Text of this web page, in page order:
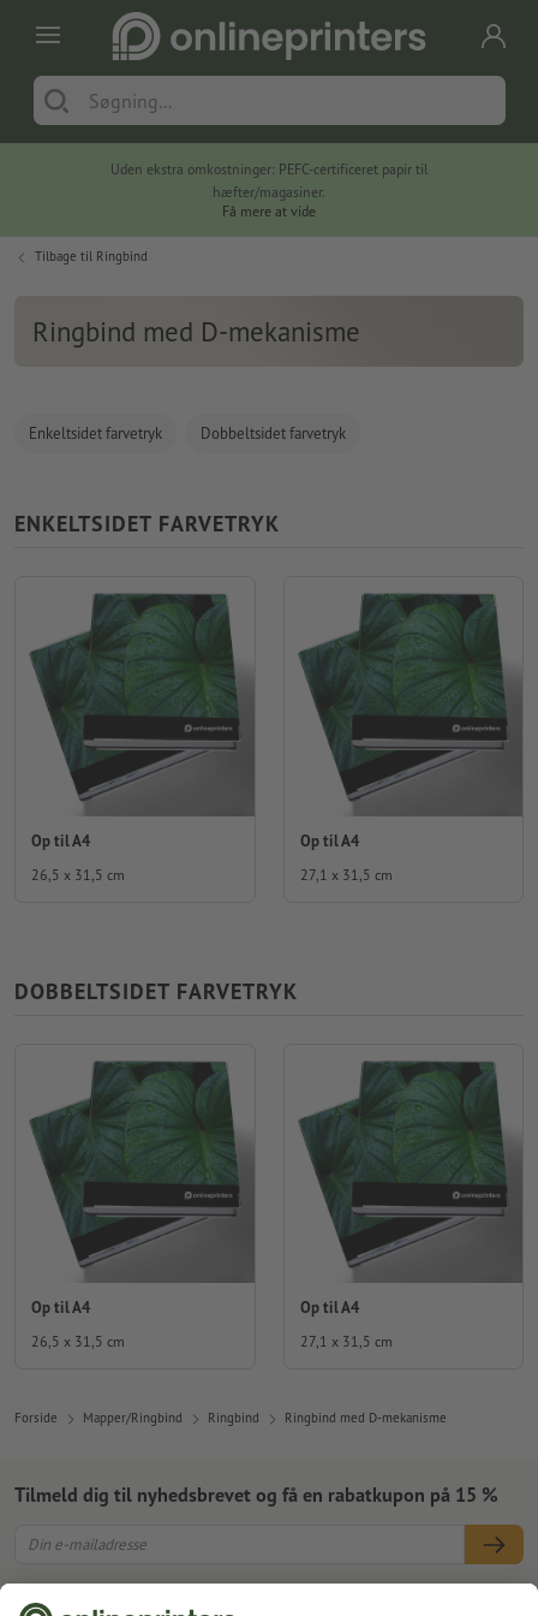
Uden ekstra omkostninger: PEFC-certificeret papir til
hæfter/magasiner.
Få mere at vide
Tilbage til Ringbind
Ringbind med D-mekanisme
Enkeltsidet farvetryk Dobbeltsidet farvetryk
ENKELTSIDET FARVETRYK
Op til A4
26,5 x 31,5 cm
Op til A4
27,1 x 31,5 cm
DOBBELTSIDET FARVETRYK
Op til A4
26,5 x 31,5 cm
Op til A4
27,1 x 31,5 cm
Forside Mapper/Ringbind Ringbind Ringbind med D-mekanisme
Tilmeld dig til nyhedsbrevet og få en rabatkupon på 15 %